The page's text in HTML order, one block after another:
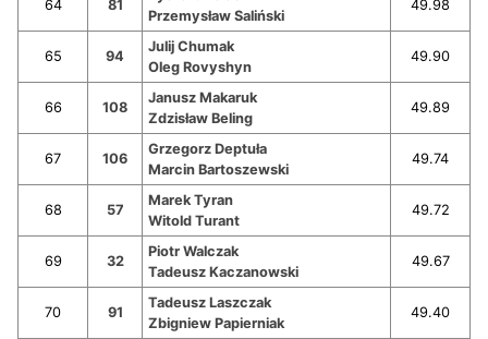
64 81
Przemysław Saliński
49.98
65 94
Julij Chumak
Oleg Rovyshyn
49.90
66 108
Janusz Makaruk
Zdzisław Beling
49.89
67 106
Grzegorz Deptuła
Marcin Bartoszewski
49.74
68 57
Marek Tyran
Witold Turant
49.72
69 32
Piotr Walczak
Tadeusz Kaczanowski
49.67
70 91
Tadeusz Laszczak
Zbigniew Papierniak
49.40